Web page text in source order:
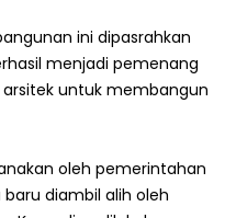
ini dipasrahkan
menjadi pemenang
untuk membangun
oleh pemerintahan
diambil alih oleh